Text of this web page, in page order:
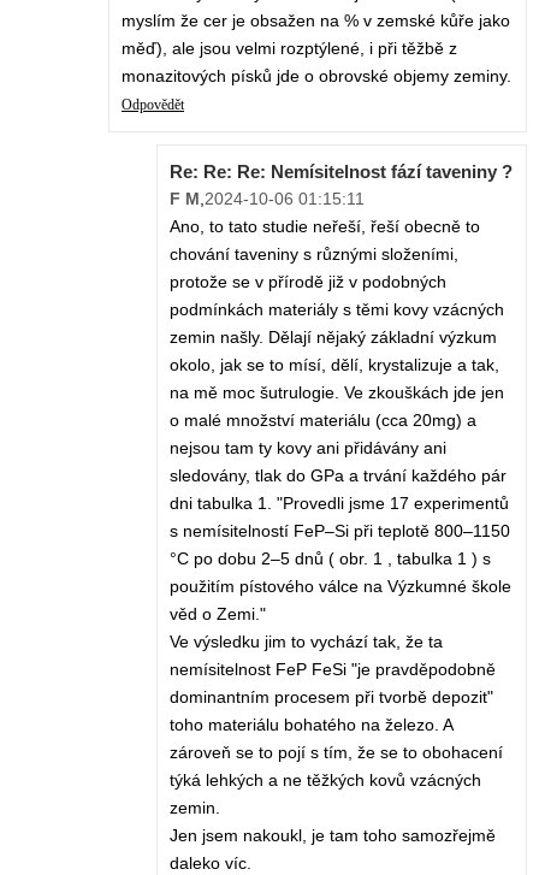
myslím že cer je obsažen na % v zemské kůře jako
měď), ale jsou velmi rozptýlené, i při těžbě z
monazitových písků jde o obrovské objemy zeminy.
Odpovědět
Re: Re: Re: Nemísitelnost fází taveniny ?
F M 2024-10-06 01:15:11
Ano, to tato studie neřeší, řeší obecně to
chování taveniny s různými složeními,
protože se v přírodě již v podobných
podmínkách materiály s těmi kovy vzácných
zemin našly. Dělají nějaký základní výzkum
okolo, jak se to mísí, dělí, krystalizuje a tak,
na mě moc šutrulogie. Ve zkouškách jde jen
o malé množství materiálu (cca 20mg) a
nejsou tam ty kovy ani přidávány ani
sledovány, tlak do GPa a trvání každého pár
dni tabulka 1. "Provedli jsme 17 experimentů
s nemísitelností FeP–Si při teplotě 800–1150
°C po dobu 2–5 dnů ( obr. 1 , tabulka 1 ) s
použitím pístového válce na Výzkumné škole
věd o Zemi."
Ve výsledku jim to vychází tak, že ta
nemísitelnost FeP FeSi "je pravděpodobně
dominantním procesem při tvorbě depozit"
toho materiálu bohatého na železo. A
zároveň se to pojí s tím, že se to obohacení
týká lehkých a ne těžkých kovů vzácných
zemin.
Jen jsem nakoukl, je tam toho samozřejmě
daleko víc.